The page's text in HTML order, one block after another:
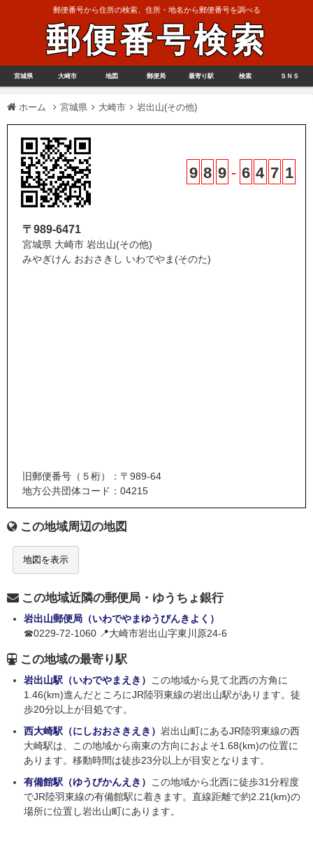
郵便番号から住所の検索、住所・地名から郵便番号を調べる
郵便番号検索
宮城県 大崎市 地図 郵便局 最寄り駅 検索 ＳＮＳ
ホーム 宮城県 大崎市 岩出山(その他)
9 8 9 - 6 4 7 1
〒989-6471
宮城県 大崎市 岩出山(その他)
みやぎけん おおさきし いわでやま(そのた)
旧郵便番号（５桁）：〒989-64
地方公共団体コード：04215
この地域周辺の地図
地図を表示
この地域近隣の郵便局・ゆうちょ銀行
岩出山郵便局（いわでやまゆうびんきよく）
☎0229-72-1060 📍大崎市岩出山字東川原24-6
この地域の最寄り駅
岩出山駅（いわでやまえき） この地域から見て北西の方角に
1.46(km)進んだところにJR陸羽東線の岩出山駅があります。徒
歩20分以上が目処です。
西大崎駅（にしおおさきえき） 岩出山町にあるJR陸羽東線の西
大崎駅は、この地域から南東の方向におよそ1.68(km)の位置に
あります。移動時間は徒歩23分以上が目安となります。
有備館駅（ゆうびかんえき） この地域から北西に徒歩31分程度
でJR陸羽東線の有備館駅に着きます。直線距離で約2.21(km)の
場所に位置し岩出山町にあります。